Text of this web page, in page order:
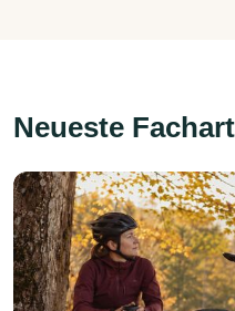
Neueste